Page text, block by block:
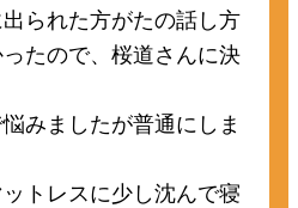
られた方がたの話し方
たので、桜道さんに決
みましたが普通にしま
トレスに少し沈んで寝